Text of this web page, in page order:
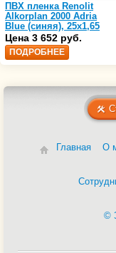
ПВХ пленка Renolit
Alkorplan 2000 Adria
Blue (синяя), 25х1,65
(35216203)
Цена 3 652 руб.
ПОДРОБНЕЕ
Главная О
©